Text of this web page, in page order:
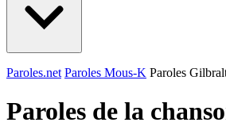
Paroles.net Paroles Mous-K Paroles
Paroles de la